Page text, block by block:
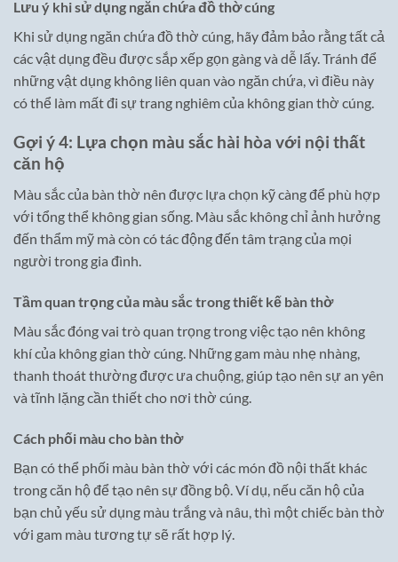
Lưu ý khi sử dụng ngăn chứa đồ thờ cúng
Khi sử dụng ngăn chứa đồ thờ cúng, hãy đảm bảo rằng tất cả
các vật dụng đều được sắp xếp gọn gàng và dễ lấy. Tránh để
những vật dụng không liên quan vào ngăn chứa, vì điều này
có thể làm mất đi sự trang nghiêm của không gian thờ cúng.
Gợi ý 4: Lựa chọn màu sắc hài hòa với nội thất
căn hộ
Màu sắc của bàn thờ nên được lựa chọn kỹ càng để phù hợp
với tổng thể không gian sống. Màu sắc không chỉ ảnh hưởng
đến thẩm mỹ mà còn có tác động đến tâm trạng của mọi
người trong gia đình.
Tầm quan trọng của màu sắc trong thiết kế bàn thờ
Màu sắc đóng vai trò quan trọng trong việc tạo nên không
khí của không gian thờ cúng. Những gam màu nhẹ nhàng,
thanh thoát thường được ưa chuộng, giúp tạo nên sự an yên
và tĩnh lặng cần thiết cho nơi thờ cúng.
Cách phối màu cho bàn thờ
Bạn có thể phối màu bàn thờ với các món đồ nội thất khác
trong căn hộ để tạo nên sự đồng bộ. Ví dụ, nếu căn hộ của
bạn chủ yếu sử dụng màu trắng và nâu, thì một chiếc bàn thờ
với gam màu tương tự sẽ rất hợp lý.